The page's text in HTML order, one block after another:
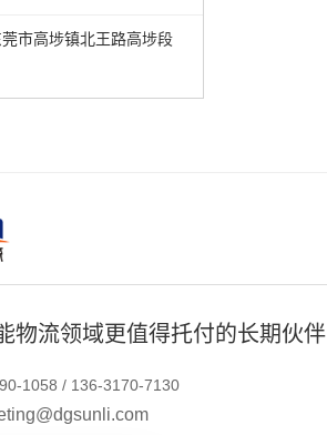
市高埗镇北王路高埗段
物流领域更值得托付的长期伙伴
1058 / 136-3170-7130